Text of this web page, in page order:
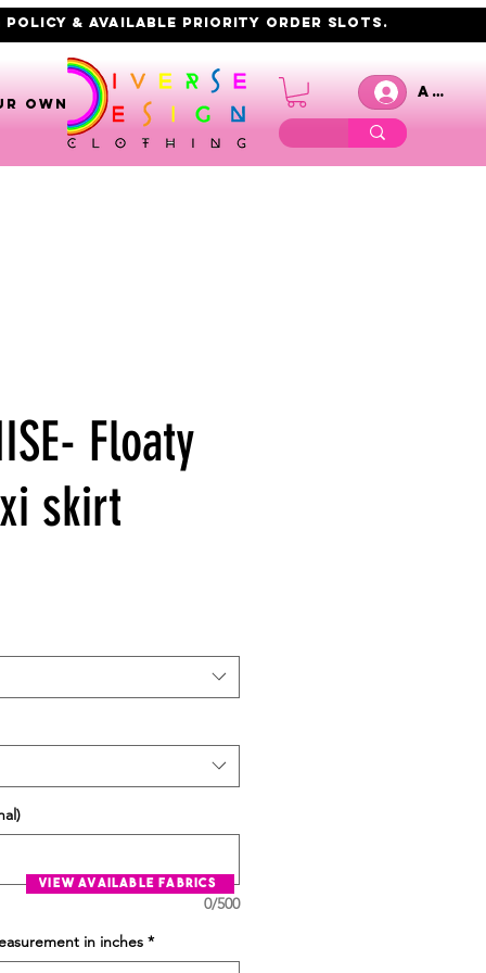
policy & AVAILABLE PRIORITY order slots.
OWN
Floaty
skirt
0/500
in inches *
view available fabrics